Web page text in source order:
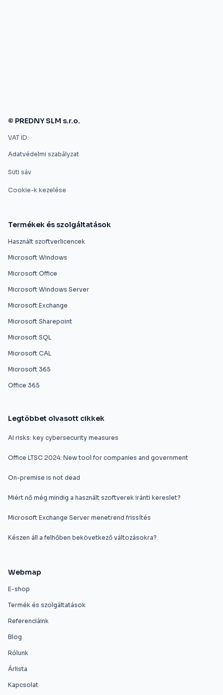
© PREDNY SLM s.r.o.
VAT ID:
Adatvédelmi szabályzat
Süti sáv
Cookie-k kezelése
Termékek és szolgáltatások
Használt szoftverlicencek
Microsoft Windows
Microsoft Office
Microsoft Windows Server
Microsoft Exchange
Microsoft Sharepoint
Microsoft SQL
Microsoft CAL
Microsoft 365
Office 365
Legtöbbet olvasott cikkek
AI risks: key cybersecurity measures
Office LTSC 2024: New tool for companies and government
On-premise is not dead
Miért nő még mindig a használt szoftverek iránti kereslet?
Microsoft Exchange Server menetrend frissítés
Készen áll a felhőben bekövetkező változásokra?
Webmap
E-shop
Termék és szolgáltatások
Referenciáink
Blog
Rólunk
Árlista
Kapcsolat